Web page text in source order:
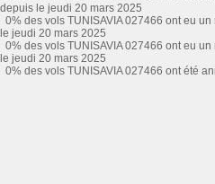
depuis le jeudi 20 mars 2025
0% des vols TUNISAVIA 027466 ont eu
le jeudi 20 mars 2025
0% des vols TUNISAVIA 027466 ont eu
le jeudi 20 mars 2025
0% des vols TUNISAVIA 027466 ont été